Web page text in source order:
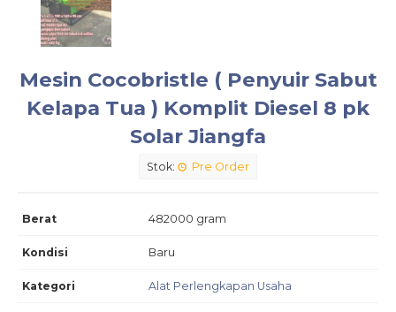
Mesin Cocobristle ( Penyuir Sabut
Kelapa Tua ) Komplit Diesel 8 pk
Solar Jiangfa
Stok: Pre Order
Berat 482000 gram
Kondisi Baru
Kategori Alat Perlengkapan Usaha